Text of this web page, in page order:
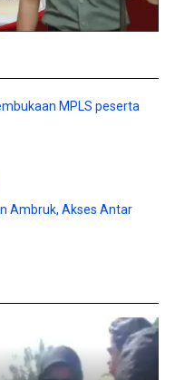
MPLS peserta
Ambruk, Akses Antar